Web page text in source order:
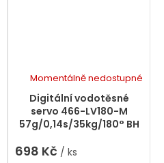
Digitální vodotěsné
servo 466-LV180-M
57g/0,14s/35kg/180° BH
Momentálně nedostupné
698 Kč / ks